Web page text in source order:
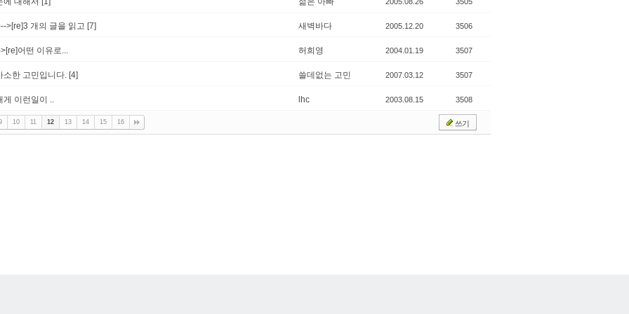
>[re]3 개의 글을 읽고 [7] 새벽바다 2005.12.20 3506
어떤 이유로... 허희영 2004.01.19 3507
소한 고민입니다. [4] 쓸데없는 고민 2007.03.12 3507
게 이런일이 .. lhc 2003.08.15 3508
10 11 12 13 14 15 16 쓰기